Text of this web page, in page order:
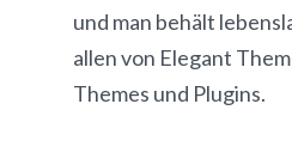
und man behält
allen von Elegant
Themes und Plugins.